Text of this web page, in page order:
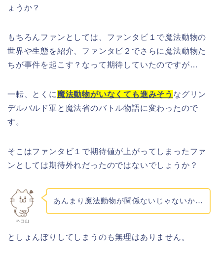
ょうか？
もちろんファンとしては、ファンタビ１で魔法動物の
世界や生態を紹介、ファンタビ２でさらに魔法動物た
ちが事件を起こす？なって期待していたのですが…
一転、とくに 魔法動物がいなくても進みそう なグリン
デルバルド軍と魔法省のバトル物語に変わったので
す。
そこはファンタビ１で期待値が上がってしまったファ
ンとしては期待外れだったのではないでしょうか？
ネコ山
あんまり魔法動物が関係ないじゃないか…
としょんぼりしてしまうのも無理はありません。